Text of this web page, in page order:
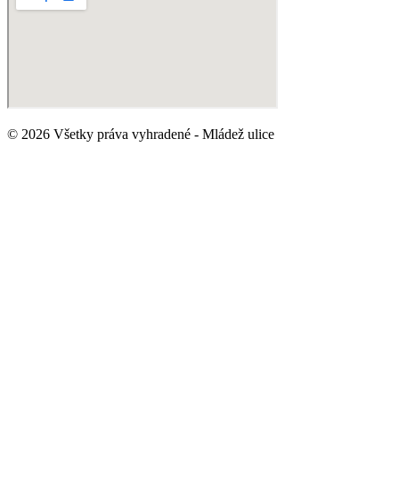
© 2026 Všetky práva vyhradené - Mládež ulice